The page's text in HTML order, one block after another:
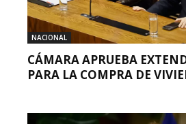
NACIONAL
CÁMARA APRUEBA
PARA LA COMPRA DE